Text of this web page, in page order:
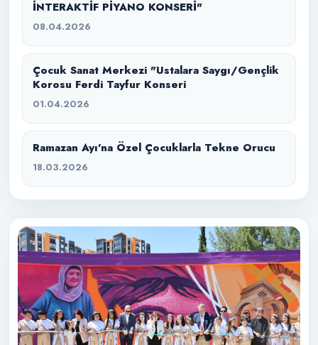
İNTERAKTİF PİYANO KONSERİ"
08.04.2026
Çocuk Sanat Merkezi "Ustalara Saygı/Gençlik
Korosu Ferdi Tayfur Konseri
01.04.2026
Ramazan Ayı’na Özel Çocuklarla Tekne Orucu
18.03.2026